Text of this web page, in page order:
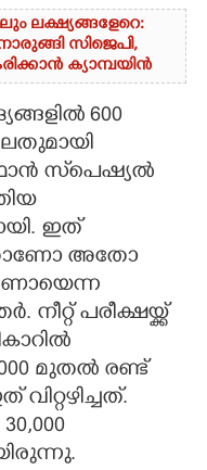
ലക്ഷ്യങ്ങളേറെ:
സിജെപി,​
ക്യാമ്പയിൻ
600
സ്‌‌പെഷ്യൽ
ഇത്
അതോ
പരീക്ഷയ്ക്ക്
മുതൽ രണ്ട്